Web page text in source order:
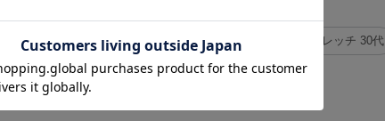
ッチ 通年 #ストレッチ 20代 #快適 ストレッチ #ストレッチ 30代
が表示されます。